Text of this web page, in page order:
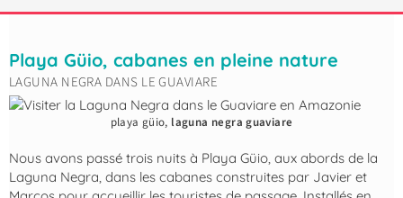
Playa Güio, cabanes en pleine nature
LAGUNA NEGRA DANS LE GUAVIARE
playa güio, laguna negra guaviare
Nous avons passé trois nuits à Playa Güio, aux abords de la
Laguna Negra, dans les cabanes construites par Javier et